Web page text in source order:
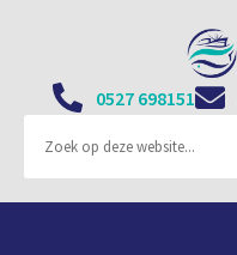
0527 698151